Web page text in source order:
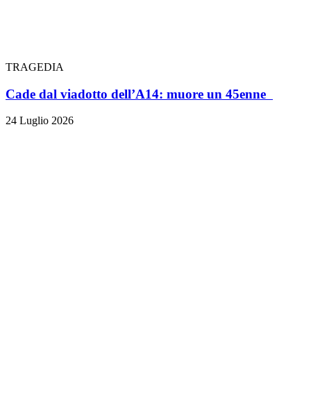
TRAGEDIA
Cade dal viadotto dell’A14: muore un 45enne
24 Luglio 2026